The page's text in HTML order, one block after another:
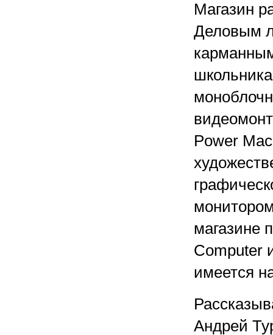
Магазин
Деловым
Power
магазине
Computer
имеется
Андрей